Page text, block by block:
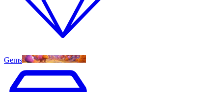
Gems